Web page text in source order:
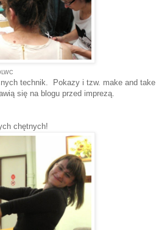
technik. Pokazy i tzw. make and take
się na blogu przed imprezą.
chętnych!